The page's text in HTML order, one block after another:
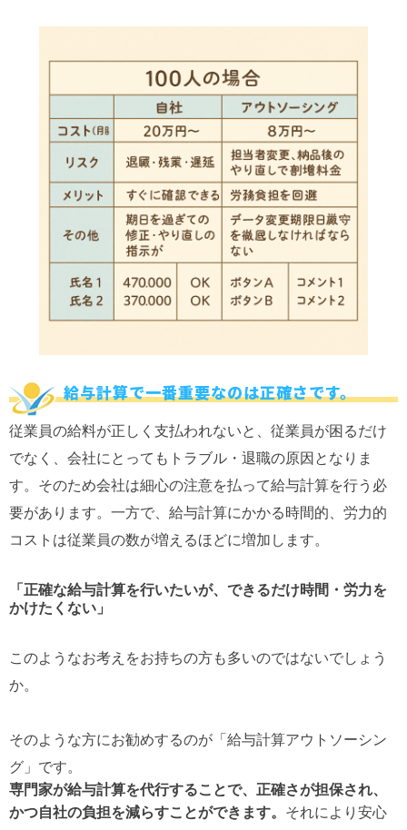
給与計算で一番重要なのは正確さです。
従業員の給料が正しく支払われないと、従業員が困るだけ
でなく、会社にとってもトラブル・退職の原因となりま
す。そのため会社は細心の注意を払って給与計算を行う必
要があります。一方で、給与計算にかかる時間的、労力的
コストは従業員の数が増えるほどに増加します。
「正確な給与計算を行いたいが、できるだけ時間・労力を
かけたくない」
このようなお考えをお持ちの方も多いのではないでしょう
か。
そのような方にお勧めするのが「給与計算アウトソーシン
グ」です。
専門家が給与計算を代行することで、正確さが担保され、
かつ自社の負担を減らすことができます。 それにより安心